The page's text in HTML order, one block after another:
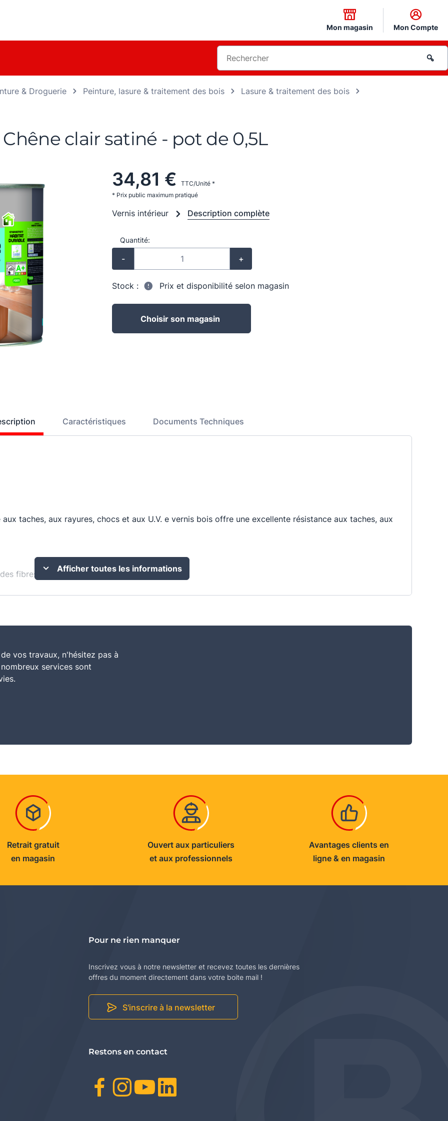
Mon magasin Mon Compte
& Droguerie Peinture, lasure & traitement des bois Lasure & traitement des bois
clair satiné - pot de 0,5L
34,81 €
TTC/Unité *
* Prix public maximum pratiqué
Vernis intérieur Description complète
Quantité:
- +
Stock : Prix et disponibilité selon magasin
Choisir son magasin
Caractéristiques Documents Techniques
taches, aux rayures, chocs et aux U.V. e vernis bois offre une excellente résistance aux taches, aux
fibres du bois.
pour la décoration et la protection des meubles & bois intérieurs
: 5°C < T°C < 35°C
Afficher toutes les informations
vos travaux, n'hésitez pas à
services sont
Retrait gratuit
en magasin
Ouvert aux particuliers
et aux professionnels
Avantages clients en
ligne & en magasin
Pour ne rien manquer
Inscrivez vous à notre newsletter et recevez toutes les dernières
offres du moment directement dans votre boite mail !
S'inscrire à la newsletter
Restons en contact
Facebook
Instagram
Youtube